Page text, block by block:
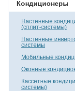
Кондиционеры
Настенные
(сплит-системы)
Настенные
системы
Мобильные
Оконные
Кассетные
системы)